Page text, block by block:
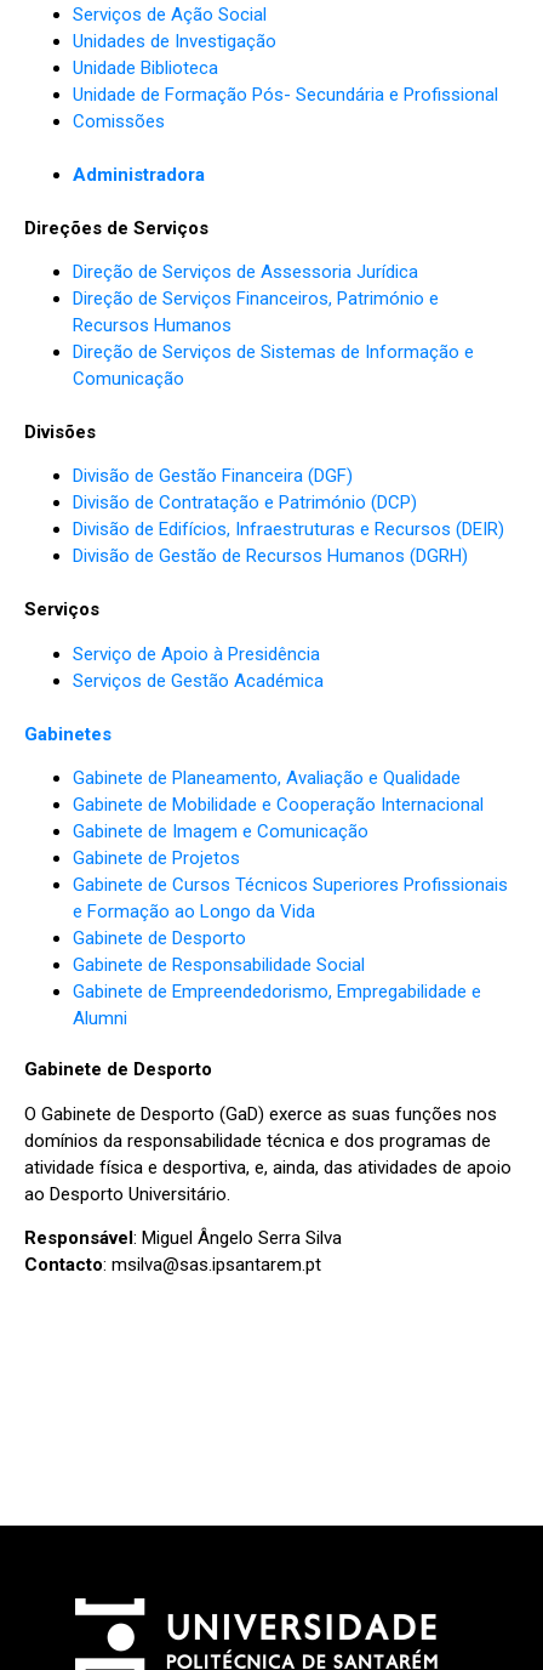
Serviços de Ação Social
Unidades de Investigação
Unidade Biblioteca
Unidade de Formação Pós- Secundária e Profissional
Comissões
Administradora
Direções de Serviços
Direção de Serviços de Assessoria Jurídica
Direção de Serviços Financeiros, Património e
Recursos Humanos
Direção de Serviços de Sistemas de Informação e
Comunicação
Divisões
Divisão de Gestão Financeira (DGF)
Divisão de Contratação e Património (DCP)
Divisão de Edifícios, Infraestruturas e Recursos (DEIR)
Divisão de Gestão de Recursos Humanos (DGRH)
Serviços
Serviço de Apoio à Presidência
Serviços de Gestão Académica
Gabinetes
Gabinete de Planeamento, Avaliação e Qualidade
Gabinete de Mobilidade e Cooperação Internacional
Gabinete de Imagem e Comunicação
Gabinete de Projetos
Gabinete de Cursos Técnicos Superiores Profissionais
e Formação ao Longo da Vida
Gabinete de Desporto
Gabinete de Responsabilidade Social
Gabinete de Empreendedorismo, Empregabilidade e
Alumni
Gabinete de Desporto
O Gabinete de Desporto (GaD) exerce as suas funções nos
domínios da responsabilidade técnica e dos programas de
atividade física e desportiva, e, ainda, das atividades de apoio
ao Desporto Universitário.
Responsável: Miguel Ângelo Serra Silva
Contacto: msilva@sas.ipsantarem.pt